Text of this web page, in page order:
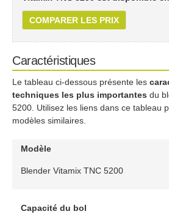
COMPARER LES PRIX
Caractéristiques
Le tableau ci-dessous présente les
techniques les plus importantes du
5200. Utilisez les liens dans ce tableau
modèles similaires.
Modèle
Blender Vitamix TNC 5200
Capacité du bol